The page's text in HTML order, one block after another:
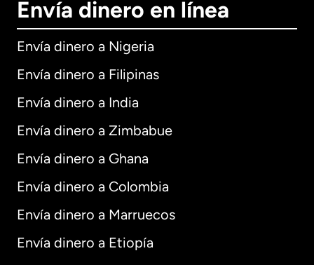
Envía dinero en línea
Envía dinero a Nigeria
Envía dinero a Filipinas
Envía dinero a India
Envía dinero a Zimbabue
Envía dinero a Ghana
Envía dinero a Colombia
Envía dinero a Marruecos
Envía dinero a Etiopía